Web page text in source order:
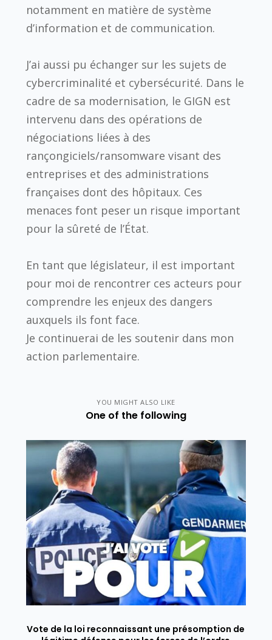
notamment en matière de système
d’information et de communication.
J’ai aussi pu échanger sur les sujets de
cybercriminalité et cybersécurité. Dans le
cadre de sa modernisation, le GIGN est
intervenu dans des opérations de
négociations liées à des
rançongiciels/ransomware visant des
entreprises et des administrations
françaises dont des hôpitaux. Ces
menaces font peser un risque important
pour la sûreté de l’État.
En tant que législateur, il est important
pour moi de rencontrer ces acteurs pour
comprendre les enjeux des dangers
auxquels ils font face.
Je continuerai de les soutenir dans mon
action parlementaire.
YOU MIGHT ALSO LIKE
One of the following
Vote de la loi reconnaissant une présomption de